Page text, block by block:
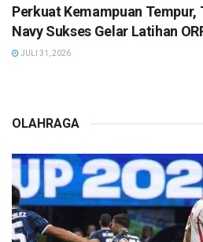
Perkuat Kemampuan Tempur,
Navy Sukses Gelar Latihan
JULI 31, 2026
OLAHRAGA